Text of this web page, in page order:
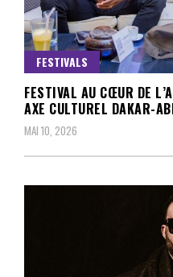
FESTIVALS
FESTIVAL AU CŒUR DE
AXE CULTUREL DAKAR-
MAI 10, 2026